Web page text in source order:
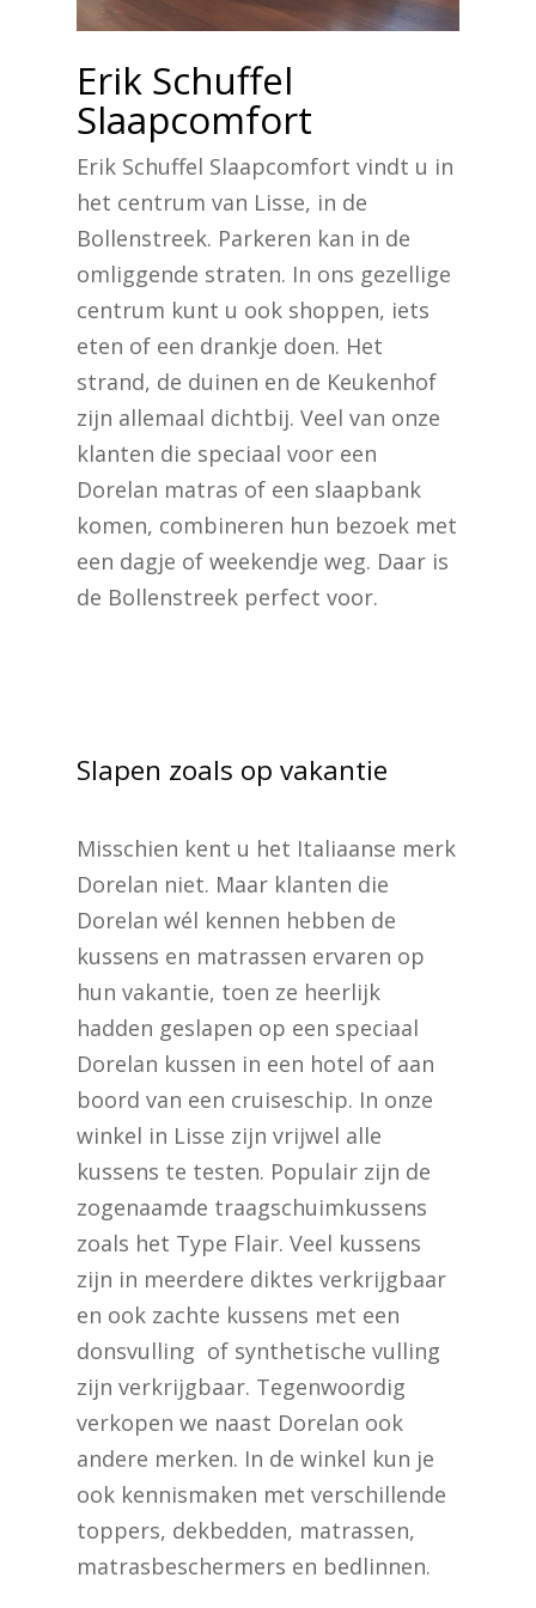
Erik Schuffel
Slaapcomfort
Erik Schuffel Slaapcomfort vindt u in
het centrum van Lisse, in de
Bollenstreek. Parkeren kan in de
omliggende straten. In ons gezellige
centrum kunt u ook shoppen, iets
eten of een drankje doen. Het
strand, de duinen en de Keukenhof
zijn allemaal dichtbij. Veel van onze
klanten die speciaal voor een
Dorelan matras of een slaapbank
komen, combineren hun bezoek met
een dagje of weekendje weg. Daar is
de Bollenstreek perfect voor.
Slapen zoals op vakantie
Misschien kent u het Italiaanse merk
Dorelan niet. Maar klanten die
Dorelan wél kennen hebben de
kussens en matrassen ervaren op
hun vakantie, toen ze heerlijk
hadden geslapen op een speciaal
Dorelan kussen in een hotel of aan
boord van een cruiseschip. In onze
winkel in Lisse zijn vrijwel alle
kussens te testen. Populair zijn de
zogenaamde traagschuimkussens
zoals het Type Flair. Veel kussens
zijn in meerdere diktes verkrijgbaar
en ook zachte kussens met een
donsvulling of synthetische vulling
zijn verkrijgbaar. Tegenwoordig
verkopen we naast Dorelan ook
andere merken. In de winkel kun je
ook kennismaken met verschillende
toppers, dekbedden, matrassen,
matrasbeschermers en bedlinnen.